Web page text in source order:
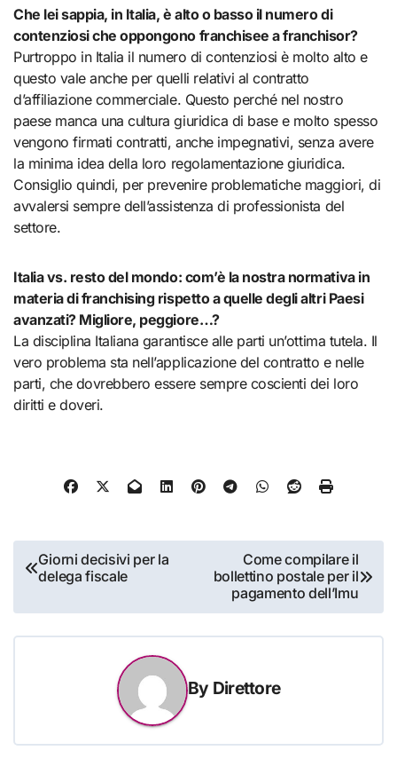
Che lei sappia, in Italia, è alto o basso il numero di
contenziosi che oppongono franchisee a franchisor?
Purtroppo in Italia il numero di contenziosi è molto alto e
questo vale anche per quelli relativi al contratto
d’affiliazione commerciale. Questo perché nel nostro
paese manca una cultura giuridica di base e molto spesso
vengono firmati contratti, anche impegnativi, senza avere
la minima idea della loro regolamentazione giuridica.
Consiglio quindi, per prevenire problematiche maggiori, di
avvalersi sempre dell’assistenza di professionista del
settore.
Italia vs. resto del mondo: com’è la nostra normativa in
materia di franchising rispetto a quelle degli altri Paesi
avanzati? Migliore, peggiore…?
La disciplina Italiana garantisce alle parti un’ottima tutela. Il
vero problema sta nell’applicazione del contratto e nelle
parti, che dovrebbero essere sempre coscienti dei loro
diritti e doveri.
Navigazione
articoli
Giorni decisivi per la
delega fiscale
Come compilare il
bollettino postale per il
pagamento dell’Imu
By Direttore